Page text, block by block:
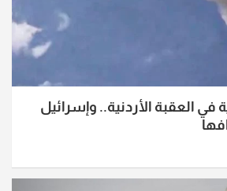
في العقبة الأردنية.. وإسرائيل